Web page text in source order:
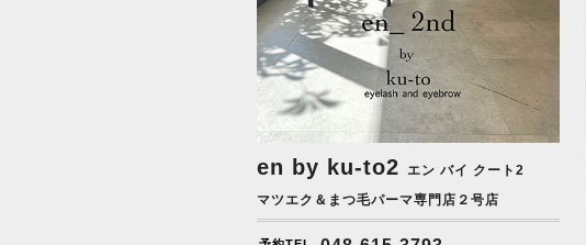
en by ku-to2
エン バイ クート2
マツエク＆まつ毛パーマ専門店２号店